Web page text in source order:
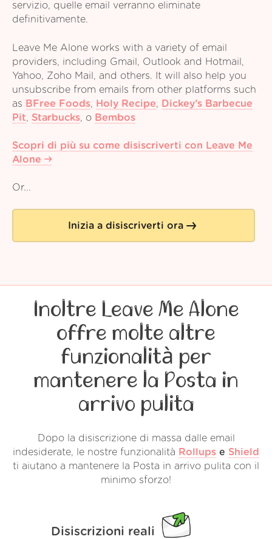
servizio, quelle email verranno eliminate
definitivamente.
Leave Me Alone works with a variety of email
providers, including Gmail, Outlook and Hotmail,
Yahoo, Zoho Mail, and others. It will also help you
unsubscribe from emails from other platforms such
as BFree Foods, Holy Recipe, Dickey’s Barbecue
Pit, Starbucks, o Bembos
Scopri di più su come disiscriverti con Leave Me
Alone
Or...
Inizia a disiscriverti ora
Inoltre Leave Me Alone
offre molte altre
funzionalità per
mantenere la Posta in
arrivo pulita
Dopo la disiscrizione di massa dalle email
indesiderate, le nostre funzionalità Rollups e Shield
ti aiutano a mantenere la Posta in arrivo pulita con il
minimo sforzo!
Disiscrizioni reali